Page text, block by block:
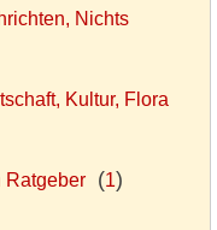
Nichts
Kultur, Flora
Ratgeber (1)